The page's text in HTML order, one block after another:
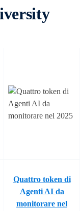
Quattro token di
Agenti AI da
monitorare nel